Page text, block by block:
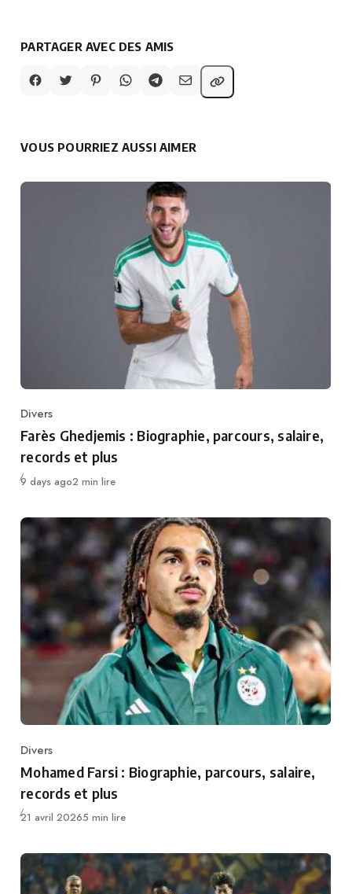
PARTAGER AVEC DES AMIS
VOUS POURRIEZ AUSSI AIMER
Category
Divers
Farès Ghedjemis : Biographie, parcours, salaire,
records et plus
Publié
9 days ago2 min lire
Category
Divers
Mohamed Farsi : Biographie, parcours, salaire,
records et plus
Publié
21 avril 20265 min lire